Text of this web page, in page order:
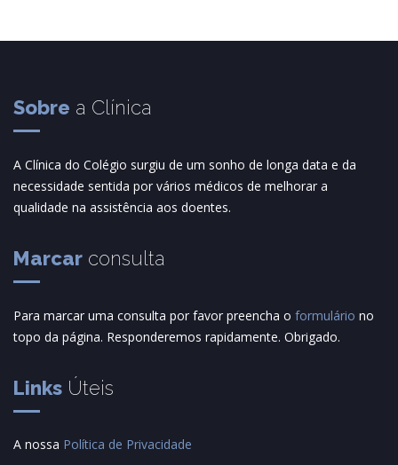
Sobre a Clínica
A Clínica do Colégio surgiu de um sonho de longa data e da
necessidade sentida por vários médicos de melhorar a
qualidade na assistência aos doentes.
Marcar consulta
Para marcar uma consulta por favor preencha o formulário no
topo da página. Responderemos rapidamente. Obrigado.
Links Úteis
A nossa Política de Privacidade